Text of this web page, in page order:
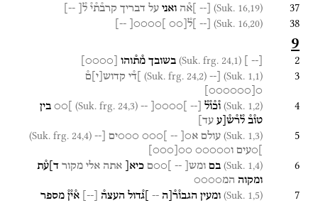
37
(Suk. 16,19)
[-- ]א֯ה ואני על דבריך קרב֯ת֯י֯ ל֯[ --]
38
(Suk. 16,20)
[-- ]ל֯[○○ ]○○○○[
--]
9
2
[--
(Suk. frg. 24,1) בשובך מ֯ת֯והו ○○○○
3
(Suk. 1,1)
[--
(Suk. frg. 24,2) ]ד֯י קדוש י ם֯
○
○○○○○○
4
(Suk. 1,2) ו֯כ֯ו֯ל֯ [--
]○○○○[
--
(Suk. frg. 24,3)
]○○ בין
טו֯ב֯ ל֯ר֯ש֯[ע עד]
5
(Suk. 1,3) עולם א○[ --
]○○○ ○○○ים [--
(Suk. frg. 24,4)
]○עים ו○○○○○ ○○
○○○
6
(Suk. 1,4) בם ומש[ -- ]○○ם כיא[ אתה אלי מקור ד]ע֯ת
ומקוה המ○○○○
7
(Suk. 1,5) ומעין הגבו֯ר֯[ה -- ]ג֯דול העצה֯ -- א֯י֯ן֯ מספר